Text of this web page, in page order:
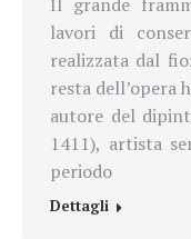
lavori di
realizzata dal
resta dell’opera
autore del
1411), artista
periodo
Dettagli